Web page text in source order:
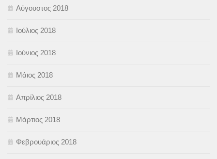
Αύγουστος 2018
Ιούλιος 2018
Ιούνιος 2018
Μάιος 2018
Απρίλιος 2018
Μάρτιος 2018
Φεβρουάριος 2018